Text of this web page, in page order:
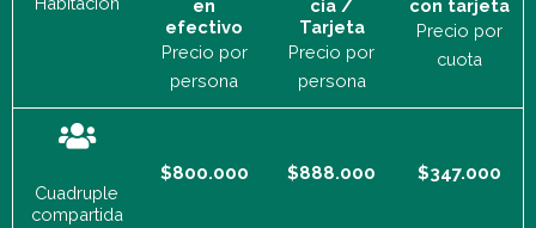
en
efectivo
Precio por
persona
cia /
Tarjeta
Precio por
persona
con tarjeta
Precio por
cuota
Cuadruple
compartida
$800.000 $888.000 $347.000